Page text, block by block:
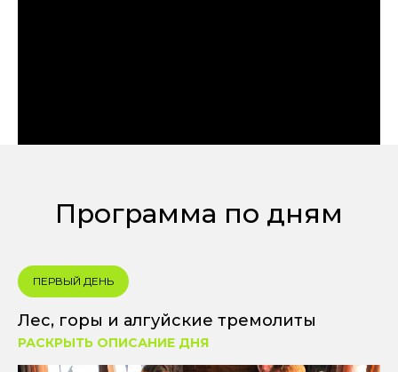
Программа по дням
ПЕРВЫЙ ДЕНЬ
Лес, горы и алгуйские тремолиты
РАСКРЫТЬ ОПИСАНИЕ ДНЯ